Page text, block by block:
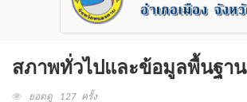
สภาพทั่วไปและข้อมูลพื้นฐาน
ยอดดู 127 ครั้ง